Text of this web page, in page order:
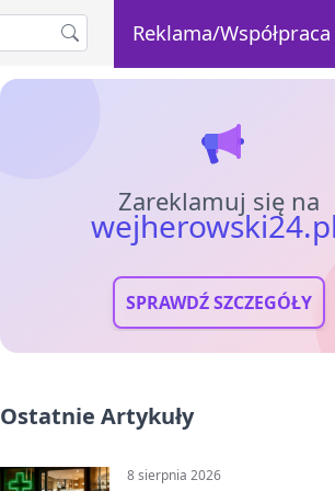
Reklama/Współpraca
Zareklamuj się na
SPRAWDŹ SZCZEGÓŁY
Ostatnie Artykuły
8 sierpnia 2026